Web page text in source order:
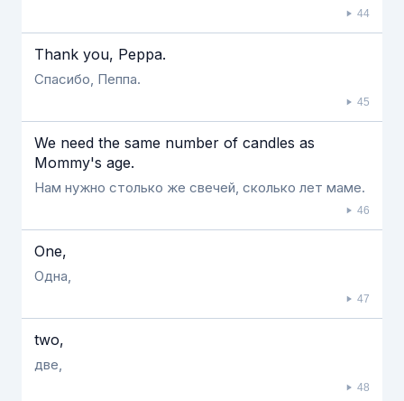
44
Thank you, Peppa.
Спасибо, Пеппа.
45
We need the same number of candles as
Mommy's age.
Нам нужно столько же свечей, сколько лет маме.
46
One,
Одна,
47
two,
две,
48